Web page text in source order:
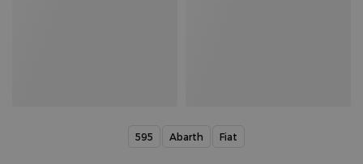
595 Abarth Fiat